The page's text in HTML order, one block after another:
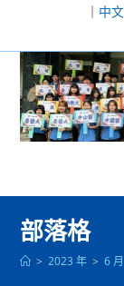
至
｜ 中文
部落格
> 2023 年 > 6 月